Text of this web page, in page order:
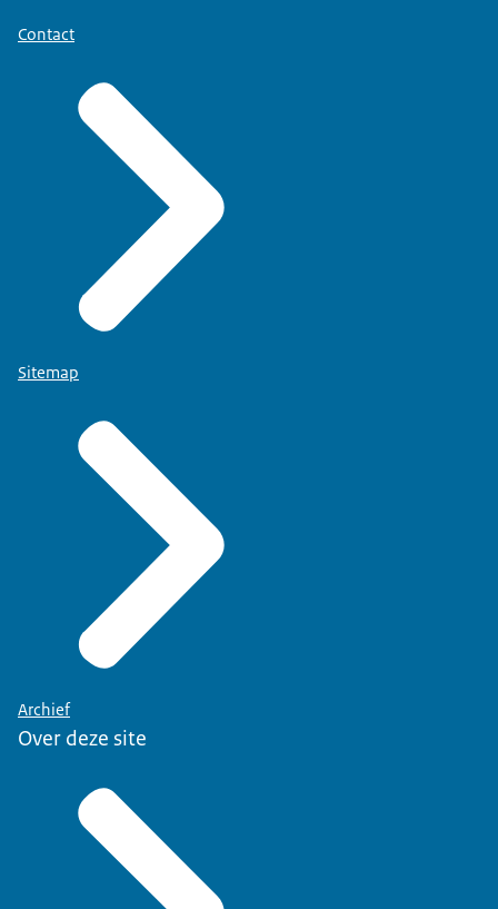
Contact
Sitemap
Archief
Over deze site